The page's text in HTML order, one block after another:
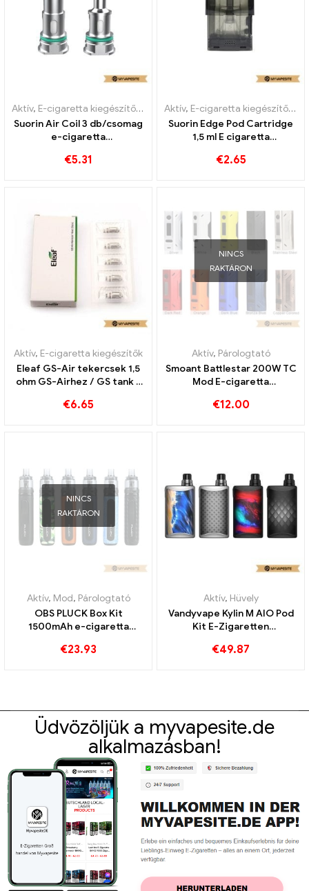
Aktív, E-cigaretta kiegészítők ,
Párologtató
Suorin Air Coil 3 db/csomag
e-cigaretta
€5.31
Aktív, E-cigaretta kiegészítők ,
Suorin Edge Pod Cartridge
1,5 ml E cigaretta
€2.65
Aktív, E-cigaretta kiegészítők
Eleaf GS-Air tekercsek 1,5
ohm GS-Airhez / GS tank /
cigaretta
€6.65
NINCS
RAKTÁRON
Aktív, Párologtató
Smoant Battlestar 200W TC
Mod E-cigaretta
€12.00
NINCS
RAKTÁRON
Aktív, Mod, Párologtató
OBS PLUCK Box Kit
1500mAh e-cigaretta
€23.93
Aktív, Hüvely
Vandyvape Kylin M AIO Pod
Kit E-Zigaretten
€49.87
Üdvözöljük a myvapesite.de
alkalmazásban!